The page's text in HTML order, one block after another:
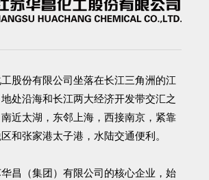
股份有限公司坐落在长江三角洲的江
处沿海和长江两大经济开发带交汇之
近太湖，东邻上海，西接南京，紧靠
和张家港太子港，水陆交通便利。
（集团）有限公司的核心企业，始